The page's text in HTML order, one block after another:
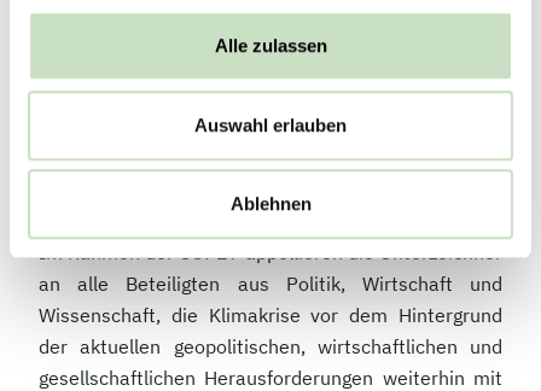
Alle zulassen
Auswahl erlauben
Ablehnen
Unterzeichner darauf hin, dass die begrenzte
Datenverfügbarkeit weiterhin eine große
Herausforderung für die Messung der tatsächlichen
die Zielsetzung und entsprechende Steuerung
darstellt.
Im Rahmen der COP27 appellieren die Unterzeichner
an alle Beteiligten aus Politik, Wirtschaft und
Wissenschaft, die Klimakrise vor dem Hintergrund
der aktuellen geopolitischen, wirtschaftlichen und
gesellschaftlichen Herausforderungen weiterhin mit